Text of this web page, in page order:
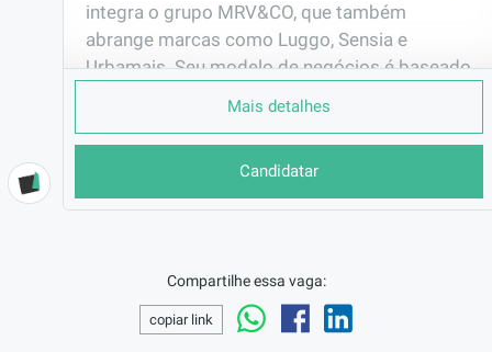
integra o grupo MRV&CO, que também
abrange marcas como Luggo, Sensia e
Urbamais. Seu modelo de negócios é baseado
em padronização, inovação e sustentabilidade,
qualidade e eficiência construtiva.
Nova Iguaçu/RJ
CONTRATO
CLT (Efetivo)
Candidatar
Mais detalhes
Compartilhe essa vaga:
copiar link